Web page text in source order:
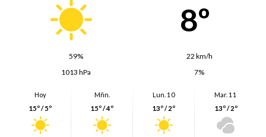
8º
59%
22 km/h
1013 hPa
7%
Hoy
15º / 5º
Mñn.
15º / 4º
Lun. 10
13º / 2º
Mar. 11
13º / 2º